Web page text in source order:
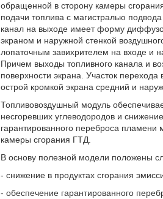
обращенной в сторону камеры
подачи топлива с магистралью
канал на выходе имеет форму
экраном и наружной стенкой
лопаточным завихрителем на входе и
Причем выходы топливного канала и
поверхности экрана. Участок
острой кромкой экрана средний и
Топливовоздушный модуль
несгоревших углеводородов и
гарантированного переброса
камеры сгорания ГТД.
В основу полезной модели положены
- снижение в продуктах сгорания
- обеспечение гарантированного